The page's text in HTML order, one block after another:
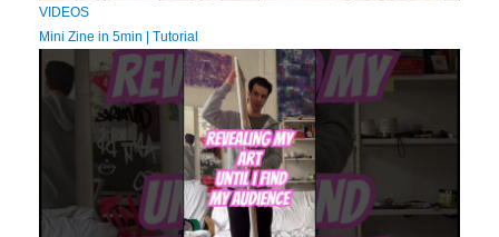
VIDEOS
Mini Zine in 5min | Tutorial